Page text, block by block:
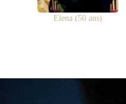
Elena (50 ans)